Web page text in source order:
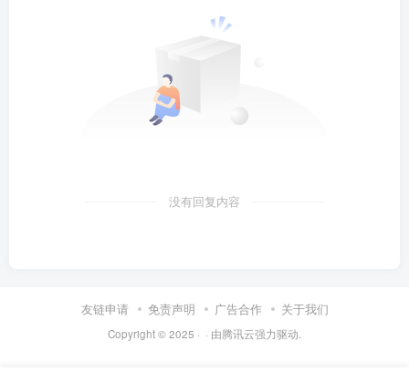
没有回复内容
友链申请 免责声明 广告合作 关于我们
Copyright © 2025 · · 由腾讯云强力驱动.